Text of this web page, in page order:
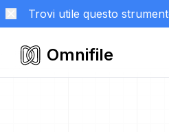
Trovi utile questo
Omnifile